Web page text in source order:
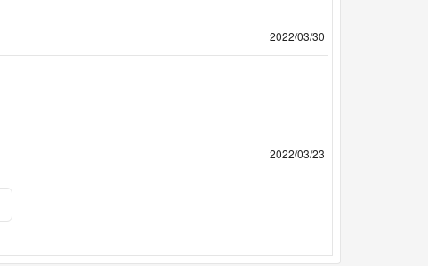
2022/03/30
2022/03/23